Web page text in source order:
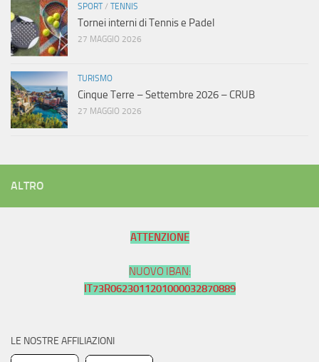
SPORT/ TENNIS
Tornei interni di Tennis e Padel
27 MAGGIO 2026
TURISMO
Cinque Terre – Settembre 2026 – CRUB
27 MAGGIO 2026
ALTRO
ATTENZIONE
NUOVO IBAN:
IT73R0623011201000032870889
LE NOSTRE AFFILIAZIONI